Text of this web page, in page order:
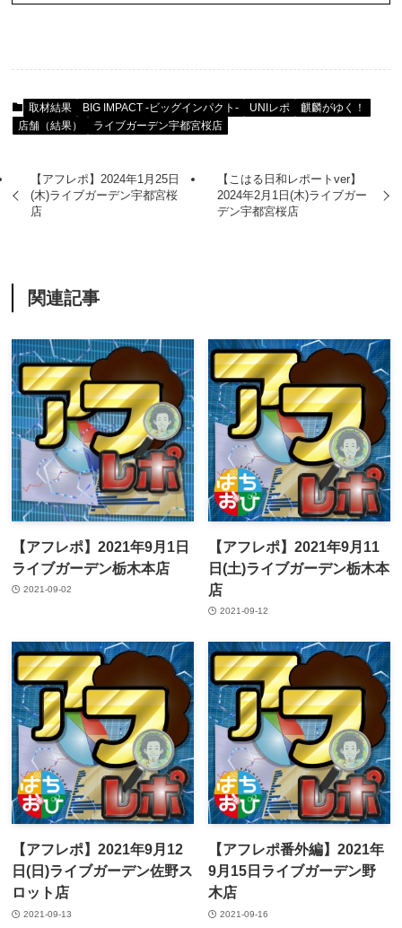
取材結果 BIG IMPACT -ビッグインパクト- UNIレポ
麒麟がゆく！
店舗（結果）
ライブガーデン宇都宮桜店
【アフレポ】2024年1月25日
(木)ライブガーデン宇都宮桜
店
【こはる日和レポートver】
2024年2月1日(木)ライブガー
デン宇都宮桜店
関連記事
【アフレポ】2021年9月1日
ライブガーデン栃木本店
2021-09-02
【アフレポ】2021年9月11
日(土)ライブガーデン栃木本
店
2021-09-12
【アフレポ】2021年9月12
日(日)ライブガーデン佐野ス
ロット店
2021-09-13
【アフレポ番外編】2021年
9月15日ライブガーデン野
木店
2021-09-16